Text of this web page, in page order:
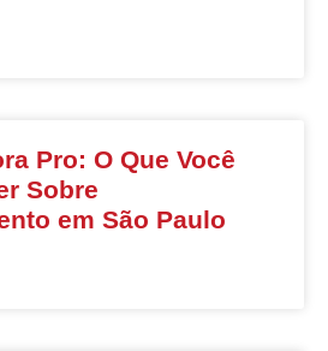
Pro: O Que Você
Sobre
em São Paulo